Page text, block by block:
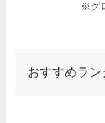
※グ
おすすめラ